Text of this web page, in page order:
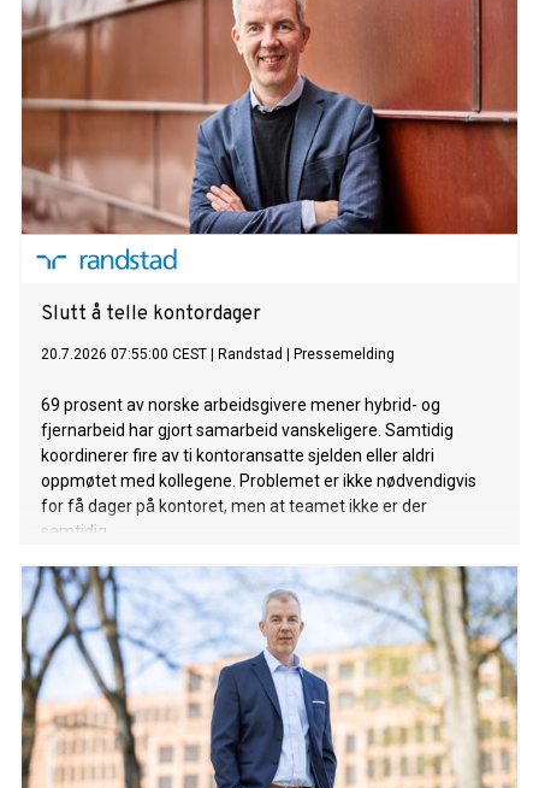
Slutt å telle kontordager
20.7.2026 07:55:00 CEST Randstad Pressemelding
69 prosent av norske arbeidsgivere mener hybrid- og
fjernarbeid har gjort samarbeid vanskeligere. Samtidig
koordinerer fire av ti kontoransatte sjelden eller aldri
oppmøtet med kollegene. Problemet er ikke nødvendigvis
for få dager på kontoret, men at teamet ikke er der
samtidig.